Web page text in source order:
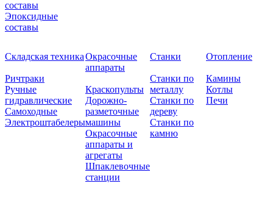
составы
Эпоксидные
составы
Складская техника
Ричтраки
Ручные
гидравлические
Самоходные
Электроштабелеры
Окрасочные
аппараты
Краскопульты
Дорожно-
разметочные
машины
Окрасочные
аппараты и
агрегаты
Шпаклевочные
станции
Станки
Станки по
металлу
Станки по
дереву
Станки по
камню
Отопление
Камины
Котлы
Печи